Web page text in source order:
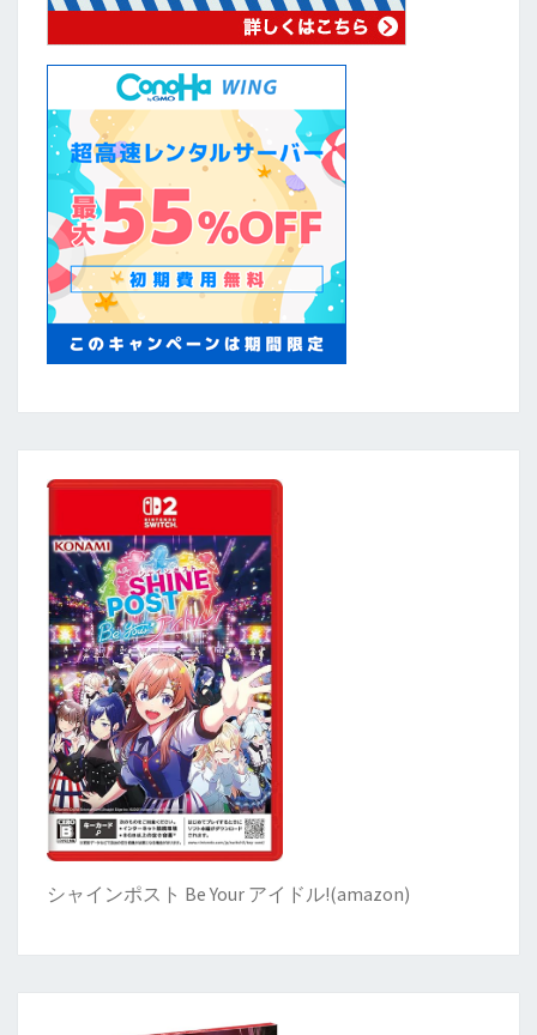
シャインポスト Be Your アイドル!(amazon)